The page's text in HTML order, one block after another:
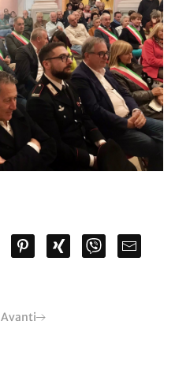
Avanti